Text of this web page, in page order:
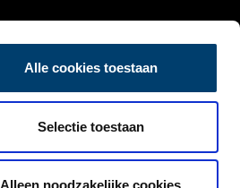
Alle cookies toestaan
Selectie toestaan
Alleen noodzakelijke cookies